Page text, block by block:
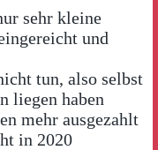
sehr kleine
und
tun, also selbst
liegen haben
mehr ausgezahlt
in 2020